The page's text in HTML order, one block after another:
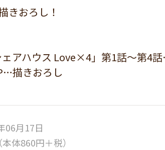
きおろし！
ェアハウス Love×4」第1話～第4
描きおろし
06月17日
体860円＋税）